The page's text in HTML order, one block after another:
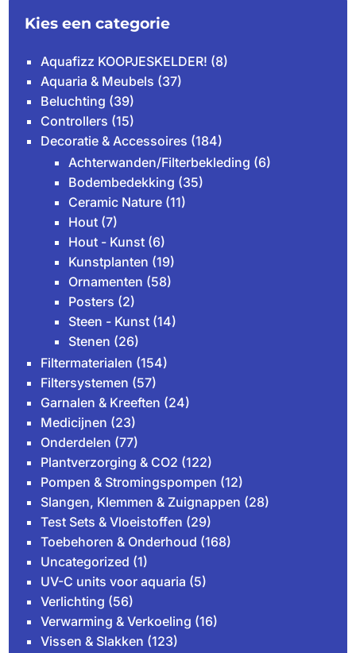
Kies een categorie
Aquafizz KOOPJESKELDER! (8)
Aquaria & Meubels (37)
Beluchting (39)
Controllers (15)
Decoratie & Accessoires (184)
Achterwanden/Filterbekleding (6)
Bodembedekking (35)
Ceramic Nature (11)
Hout (7)
Hout - Kunst (6)
Kunstplanten (19)
Ornamenten (58)
Posters (2)
Steen - Kunst (14)
Stenen (26)
Filtermaterialen (154)
Filtersystemen (57)
Garnalen & Kreeften (24)
Medicijnen (23)
Onderdelen (77)
Plantverzorging & CO2 (122)
Pompen & Stromingspompen (12)
Slangen, Klemmen & Zuignappen (28)
Test Sets & Vloeistoffen (29)
Toebehoren & Onderhoud (168)
Uncategorized (1)
UV-C units voor aquaria (5)
Verlichting (56)
Verwarming & Verkoeling (16)
Vissen & Slakken (123)